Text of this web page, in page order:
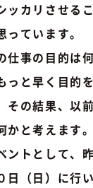
カリさせる
ています。
事の目的は
と早く目的
の結果、以
と考えます
トとして、
（日）に行